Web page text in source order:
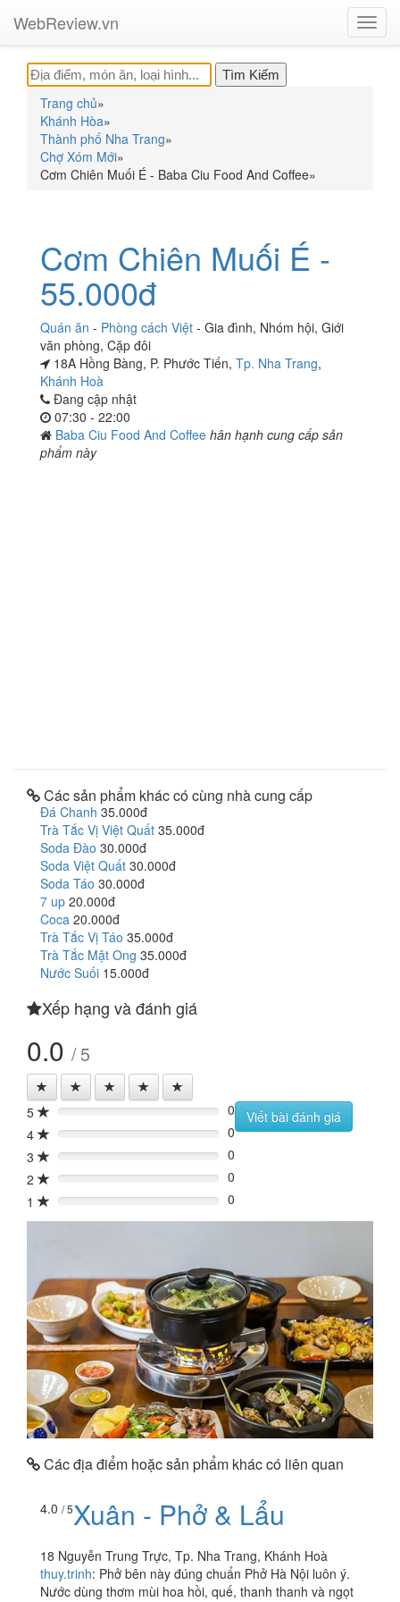
WebReview.vn
Trang chủ»
Khánh Hòa»
Thành phố Nha Trang»
Chợ Xóm Mới»
Cơm Chiên Muối É - Baba Ciu Food And Coffee»
Cơm Chiên Muối É -
55.000đ
Quán ăn - Phòng cách Việt - Gia đình, Nhóm hội, Giới
văn phòng, Cặp đôi
18A Hồng Bàng, P. Phước Tiến, Tp. Nha Trang,
Khánh Hoà
Đang cập nhật
07:30 - 22:00
Baba Ciu Food And Coffee hân hạnh cung cấp sản
phẩm này
Các sản phẩm khác có cùng nhà cung cấp
Đá Chanh 35.000đ
Trà Tắc Vị Việt Quất 35.000đ
Soda Đào 30.000đ
Soda Việt Quất 30.000đ
Soda Táo 30.000đ
7 up 20.000đ
Coca 20.000đ
Trà Tắc Vị Táo 35.000đ
Trà Tắc Mật Ong 35.000đ
Nước Suối 15.000đ
Xếp hạng và đánh giá
0.0 / 5
5 0%
0
4
0%
0
3
0%
0
2
0%
0
1
0% 0
Viết bài đánh giá
Các địa điểm hoặc sản phẩm khác có liên quan
4.0 / 5Xuân - Phở & Lẩu
18 Nguyễn Trung Trực, Tp. Nha Trang, Khánh Hoà
thuy.trinh: Phở bên này đúng chuẩn Phở Hà Nội luôn ý.
Nước dùng thơm mùi hoa hồi, quế, thanh thanh và ngọt